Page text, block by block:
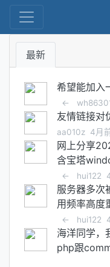
最新
希望能加入
←
友情链接对
aa010z 4月
网上分享
含宝塔
← hui122
服务器多次
用频率高度
← hui122
海洋同学，
php跟